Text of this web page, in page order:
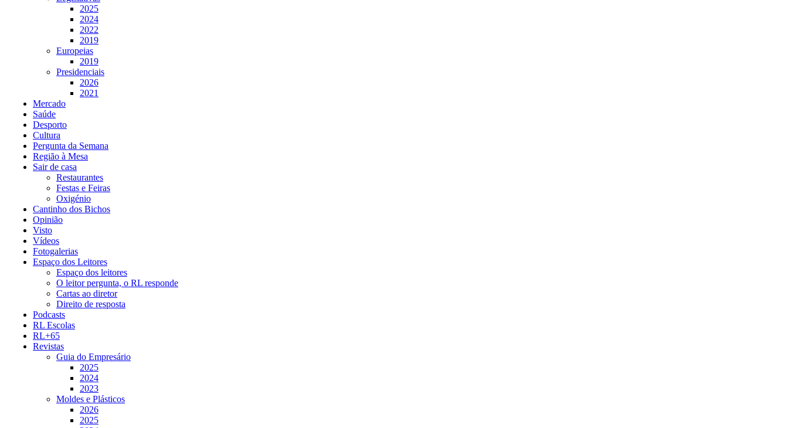
2025
2024
2022
2019
Europeias
2019
Presidenciais
2026
2021
Mercado
Saúde
Desporto
Cultura
Pergunta da Semana
Região à Mesa
Sair de casa
Restaurantes
Festas e Feiras
Oxigénio
Cantinho dos Bichos
Opinião
Visto
Vídeos
Fotogalerias
Espaço dos Leitores
Espaço dos leitores
O leitor pergunta, o RL responde
Cartas ao diretor
Direito de resposta
Podcasts
RL Escolas
RL+65
Revistas
Guia do Empresário
2025
2024
2023
Moldes e Plásticos
2026
2025